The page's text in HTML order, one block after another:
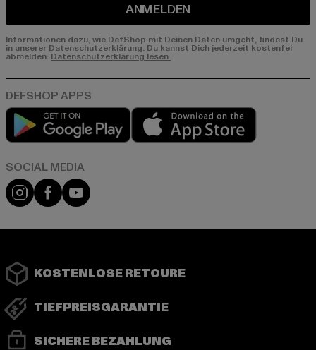
ANMELDEN
Informationen dazu, wie DefShop mit Deinen Daten umgeht, findest Du
in unserer Datenschutzerklärung. Du kannst Dich jederzeit kostenfei
abmelden. Datenschutzerklärung lesen.
Play market
Instagram
FacebookYouTube
KOSTENLOSE RETOURE
TIEFPREISGARANTIE
SICHERE BEZAHLUNG